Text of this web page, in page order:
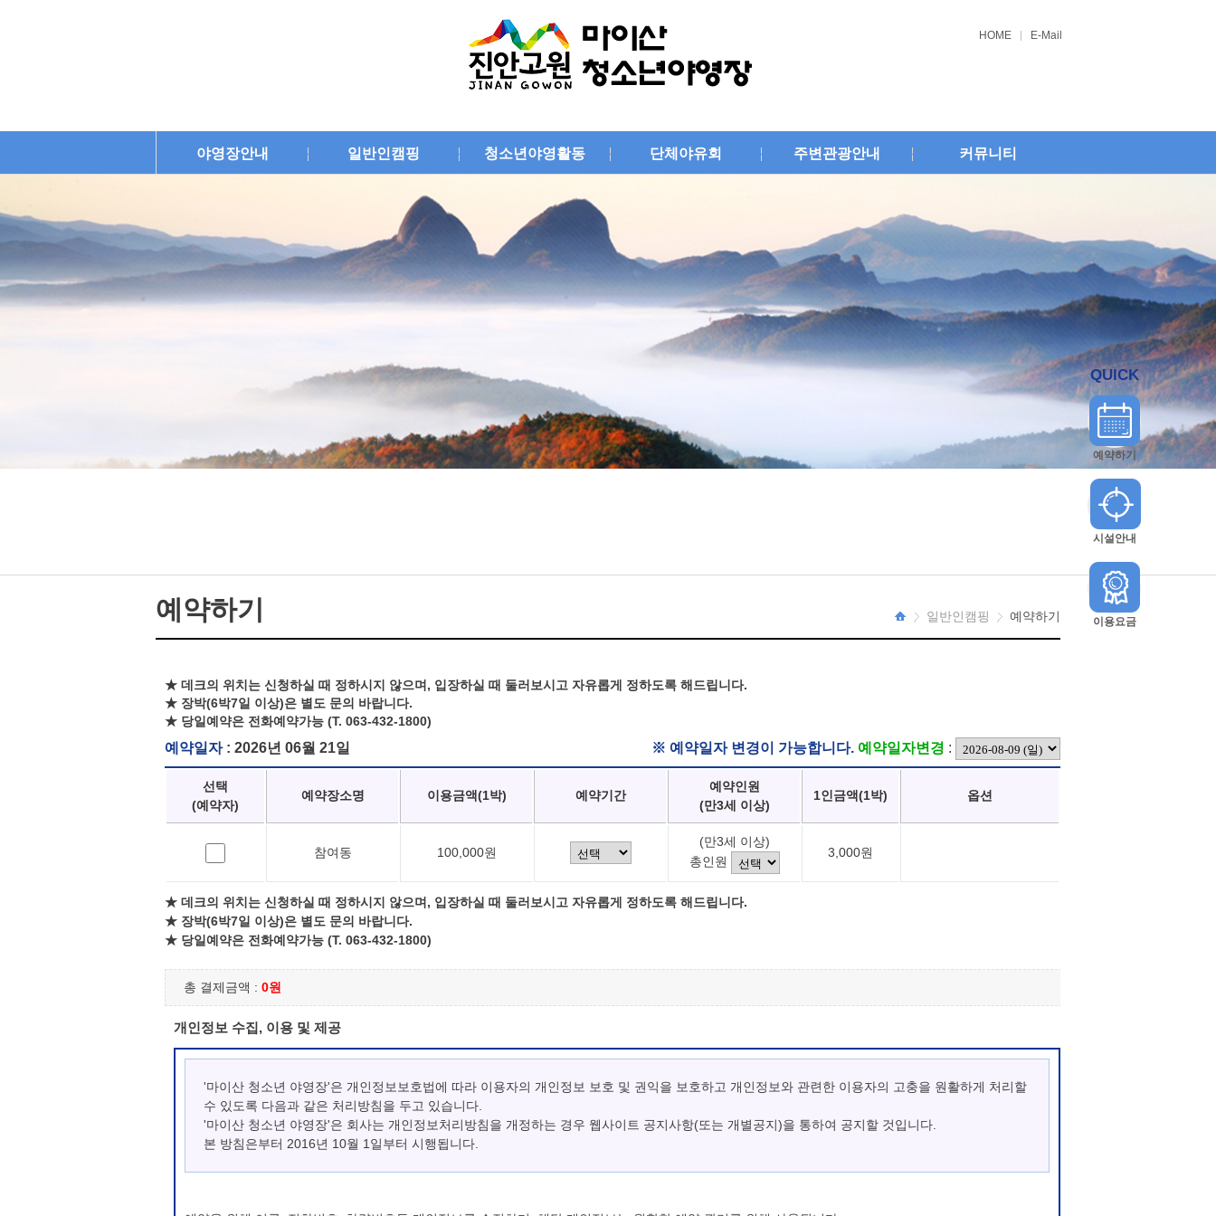
HOME E-Mail
야영장안내 일반인캠핑 청소년야영활동 단체야유회 주변관광안내 커뮤니티
예약하기 일반인캠핑 예약하기
★ 데크의 위치는 신청하실 때 정하시지 않으며, 입장하실 때 둘러보시고 자유롭게 정하도록 해드립니다.
★ 장박(6박7일 이상)은 별도 문의 바랍니다.
★ 당일예약은 전화예약가능 (T. 063-432-1800)
예약일자: 2026년 06월 21일 ※ 예약일자 변경이 가능합니다. 예약일자변경 :
선택
(예약자)
예약장소명 이용금액(1박) 예약기간
예약인원
(만3세 이상)
1인금액(1박) 옵션
참여동 100,000원
(만3세 이상)
총인원
3,000원
★ 데크의 위치는 신청하실 때 정하시지 않으며, 입장하실 때 둘러보시고 자유롭게 정하도록 해드립니다.
★ 장박(6박7일 이상)은 별도 문의 바랍니다.
★ 당일예약은 전화예약가능 (T. 063-432-1800)
총 결제금액 : 0원
개인정보 수집, 이용 및 제공
'마이산 청소년 야영장'은 개인정보보호법에 따라 이용자의 개인정보 보호 및 권익을 보호하고 개인정보와 관련한 이용자의 고충을 원활하게 처리할
수 있도록 다음과 같은 처리방침을 두고 있습니다.
'마이산 청소년 야영장'은 회사는 개인정보처리방침을 개정하는 경우 웹사이트 공지사항(또는 개별공지)을 통하여 공지할 것입니다.
본 방침은부터 2016년 10월 1일부터 시행됩니다.
QUICK
예약하기
시설안내
이용요금